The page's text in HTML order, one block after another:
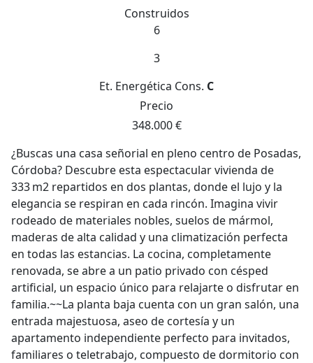
Construidos
6
3
Et. Energética Cons. C
Precio
348.000 €
¿Buscas una casa señorial en pleno centro de Posadas,
Córdoba? Descubre esta espectacular vivienda de
333 m2 repartidos en dos plantas, donde el lujo y la
elegancia se respiran en cada rincón. Imagina vivir
rodeado de materiales nobles, suelos de mármol,
maderas de alta calidad y una climatización perfecta
en todas las estancias. La cocina, completamente
renovada, se abre a un patio privado con césped
artificial, un espacio único para relajarte o disfrutar en
familia.~~La planta baja cuenta con un gran salón, una
entrada majestuosa, aseo de cortesía y un
apartamento independiente perfecto para invitados,
familiares o teletrabajo, compuesto de dormitorio con